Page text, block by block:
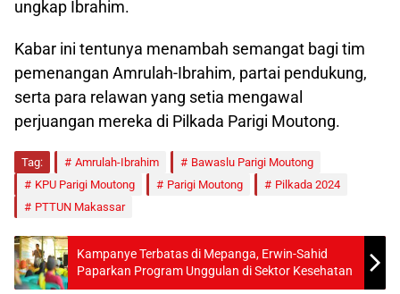
ungkap Ibrahim.
Kabar ini tentunya menambah semangat bagi tim
pemenangan Amrulah-Ibrahim, partai pendukung,
serta para relawan yang setia mengawal
perjuangan mereka di Pilkada Parigi Moutong.
Tag: Amrulah-Ibrahim
Bawaslu Parigi Moutong
KPU Parigi Moutong
Parigi Moutong
Pilkada 2024
PTTUN Makassar
Kampanye Terbatas di Mepanga, Erwin-Sahid
Paparkan Program Unggulan di Sektor Kesehatan